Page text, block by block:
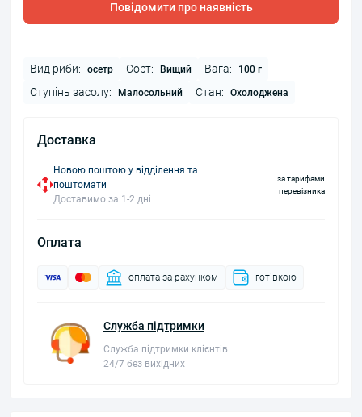
Повідомити про наявність
Вид риби: осетр Сорт: Вищий Вага: 100 г
Ступінь засолу: Малосольний Стан: Охолоджена
Доставка
Новою поштою у відділення та
поштомати
Доставимо за 1-2 дні
за тарифами
перевізника
Оплата
оплата за рахунком готівкою
Служба підтримки
Служба підтримки клієнтів
24/7 без вихідних